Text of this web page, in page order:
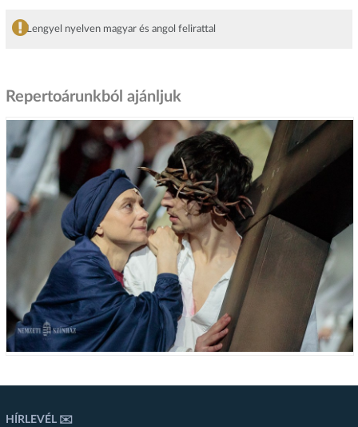
Lengyel nyelven magyar és angol felirattal
Repertoárunkból ajánljuk
HÍRLEVÉL ✉️